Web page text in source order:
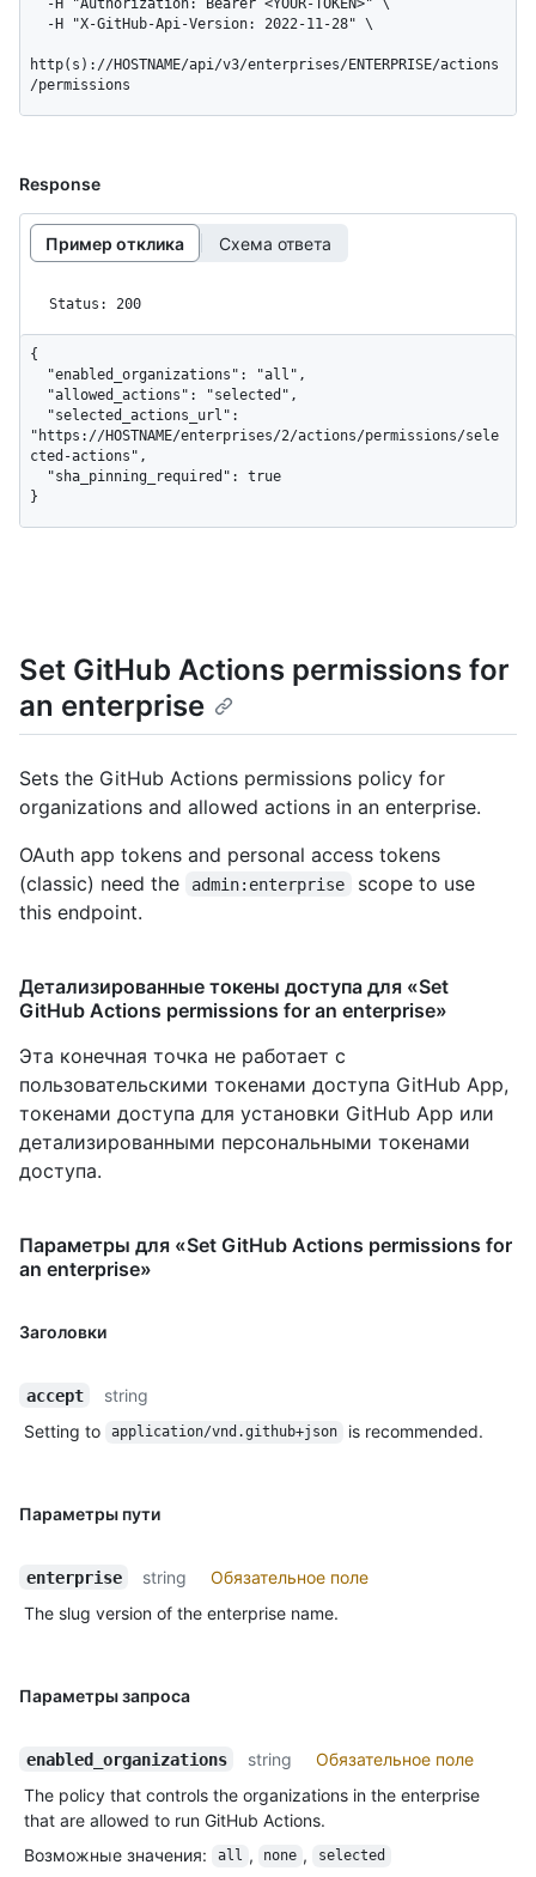
http(s)://HOSTNAME/api/v3/enterprises/ENTERPRISE/actions
/permissions
Response
Пример отклика Схема ответа
Status: 200
{
"https://HOSTNAME/enterprises/2/actions/permissions/sele
cted-actions",
}
Set GitHub Actions permissions for
an enterprise
Sets the GitHub Actions permissions policy for
organizations and allowed actions in an enterprise.
OAuth app tokens and personal access tokens
(classic) need the
admin:enterprise
scope to use
this endpoint.
Детализированные токены доступа для «Set
GitHub Actions permissions for an enterprise»
Эта конечная точка не работает с
пользовательскими токенами доступа GitHub App,
токенами доступа для установки GitHub App или
детализированными персональными токенами
доступа.
Параметры для «Set GitHub Actions permissions for
an enterprise»
Заголовки
accept
string
Setting to
application/vnd.github+json is recommended.
Параметры пути
enterprise string
Обязательное поле
The slug version of the enterprise name.
Параметры запроса
enabled_organizations string
Обязательное поле
The policy that controls the organizations in the enterprise
that are allowed to run GitHub Actions.
Возможные значения: all , none , selected